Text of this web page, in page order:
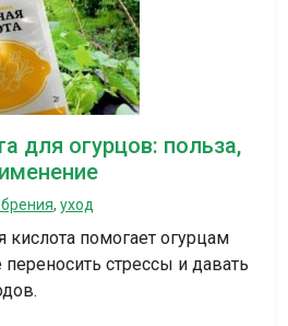
для огурцов: польза,
, уход
кислота помогает огурцам
переносить стрессы и давать